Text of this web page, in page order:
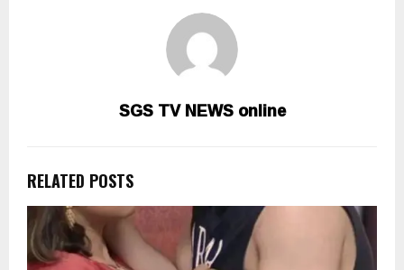
SGS TV NEWS online
RELATED POSTS